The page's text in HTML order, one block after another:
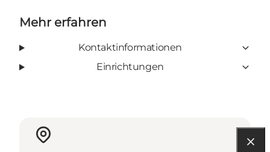
Mehr erfahren
Kontaktinformationen
Einrichtungen